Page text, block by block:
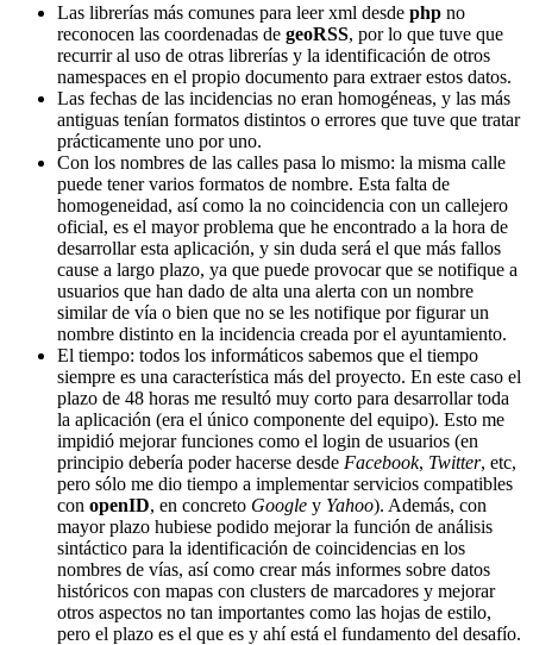
Las librerías más comunes para leer xml desde php no
reconocen las coordenadas de geoRSS, por lo que tuve que
recurrir al uso de otras librerías y la identificación de otros
namespaces en el propio documento para extraer estos datos.
Las fechas de las incidencias no eran homogéneas, y las más
antiguas tenían formatos distintos o errores que tuve que tratar
prácticamente uno por uno.
Con los nombres de las calles pasa lo mismo: la misma calle
puede tener varios formatos de nombre. Esta falta de
homogeneidad, así como la no coincidencia con un callejero
oficial, es el mayor problema que he encontrado a la hora de
desarrollar esta aplicación, y sin duda será el que más fallos
cause a largo plazo, ya que puede provocar que se notifique a
usuarios que han dado de alta una alerta con un nombre
similar de vía o bien que no se les notifique por figurar un
nombre distinto en la incidencia creada por el ayuntamiento.
El tiempo: todos los informáticos sabemos que el tiempo
siempre es una característica más del proyecto. En este caso el
plazo de 48 horas me resultó muy corto para desarrollar toda
la aplicación (era el único componente del equipo). Esto me
impidió mejorar funciones como el login de usuarios (en
principio debería poder hacerse desde Facebook, Twitter, etc,
pero sólo me dio tiempo a implementar servicios compatibles
con openID, en concreto Google y Yahoo). Además, con
mayor plazo hubiese podido mejorar la función de análisis
sintáctico para la identificación de coincidencias en los
nombres de vías, así como crear más informes sobre datos
históricos con mapas con clusters de marcadores y mejorar
otros aspectos no tan importantes como las hojas de estilo,
pero el plazo es el que es y ahí está el fundamento del desafío.